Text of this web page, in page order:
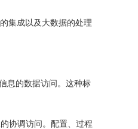
集成以及大数据的处理
息的数据访问。这种标
协调访问。配置、过程